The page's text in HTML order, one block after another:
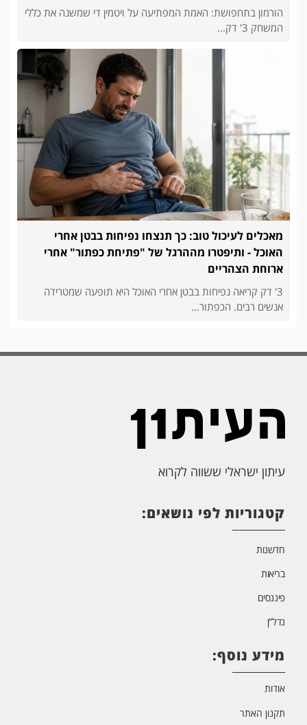
הורמון בתחפושת: האמת המפתיעה על ויטמין די שמשנה את כללי
המשחק 3' דק...
מאכלים לעיכול טוב: כך תנצחו נפיחות בבטן אחרי
האוכל - ותיפטרו מההרגל של "פתיחת כפתור" אחרי
ארוחת הצהריים
3' דק קריאה נפיחות בבטן אחרי האוכל היא תופעה שמטרידה
אנשים רבים. הכפתור...
עיתון ישראלי ששווה לקרוא
קטגוריות לפי נושאים:
חדשנות
בריאות
פיננסים
נדל”ן
מידע נוסף:
אודות
תקנון האתר